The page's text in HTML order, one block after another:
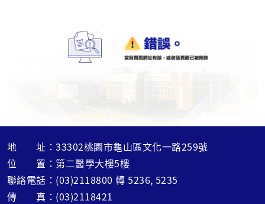
地 址：33302桃園市龜山區文化一路259號
位 置：第二醫學大樓5樓
聯絡電話：(03)2118800 轉 5236, 5235
傳 真：(03)2118421